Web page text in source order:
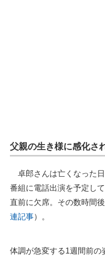
父親の生き様に感化さ
卓郎さんは亡くなった
番組に電話出演を予定し
直前に欠席。その数時間
連記事）。
体調が急変する1週間前の